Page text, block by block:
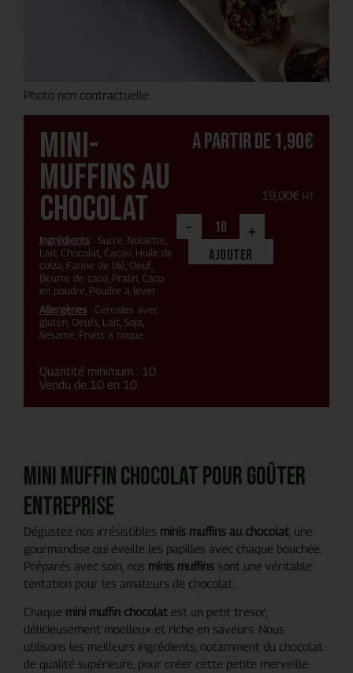
Photo non contractuelle.
Mini-
muffins au
chocolat
Ingrédients : Sucre, Noisette,
Lait, Chocolat, Cacao, Huile de
colza, Farine de blé, Oeuf,
Beurre de caco, Pralin, Caco
en poudre, Poudre a lever
Allergènes : Cereales avec
gluten, Oeufs, Lait, Soja,
Sesame, Fruits a coque
Quantité minimum : 10
Vendu de 10 en 10
A partir de1,90€
19,00€ HT
- +
Ajouter
Mini muffin chocolat pour goûter
entreprise
Dégustez nos irrésistibles minis muffins au chocolat , une
gourmandise qui éveille les papilles avec chaque bouchée.
Préparés avec soin, nos minis muffins sont une véritable
tentation pour les amateurs de chocolat.
Chaque mini muffin chocolat est un petit trésor,
délicieusement moelleux et riche en saveurs. Nous
utilisons les meilleurs ingrédients, notamment du chocolat
de qualité supérieure, pour créer cette petite merveille.